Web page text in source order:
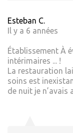
Esteban C.
Il y a 6 années
Établissement À
intérimaires ... !
La restauration
soins est
de nuit je n’avais